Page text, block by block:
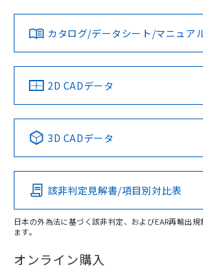
ダウンロードデータをご利用いただく前
みください。
ソフトウェアの使用条件
対応済み
中国 RoHS 注意事項・凡例
Pb Hg Cd
O
在庫等で未対応品が混在する可能性があ
カタログ/データシート/マニュア
2D CADデータ
3D CADデータ
該非判定見解書/項目別対比表
日本の外為法に基づく該非判定、およびEAR再輸出
ます。
オンライン購入